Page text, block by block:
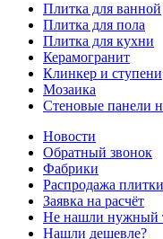
Плитка для ванной
Плитка для пола
Плитка для кухни
Керамогранит
Клинкер и ступени
Мозаика
Стеновые панели
Новости
Обратный звонок
Фабрики
Распродажа плитки
Заявка на расчёт
Не нашли нужный
Нашли дешевле?